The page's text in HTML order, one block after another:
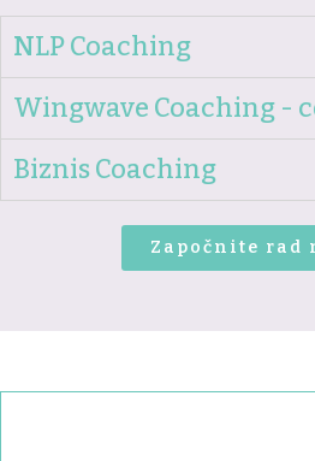
NLP Coaching
Wingwave Coaching -
Biznis Coaching
Započnite rad